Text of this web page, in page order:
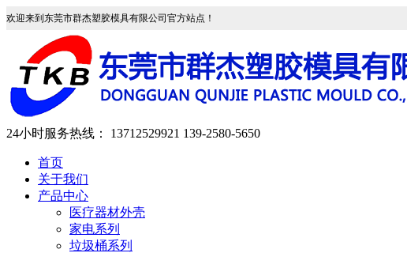
欢迎来到东莞市群杰塑胶模具有限公司官方站点！
24小时服务热线： 13712529921 139-2580-5650
首页
关于我们
产品中心
医疗器材外壳
家电系列
垃圾桶系列